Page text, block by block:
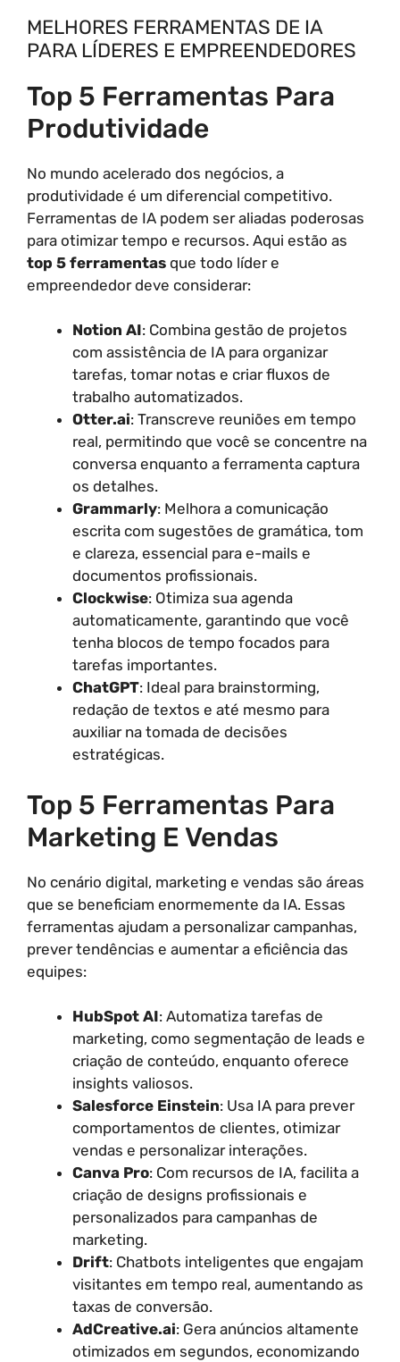
MELHORES FERRAMENTAS DE IA
PARA LÍDERES E EMPREENDEDORES
Top 5 Ferramentas Para
Produtividade
No mundo acelerado dos negócios, a
produtividade é um diferencial competitivo.
Ferramentas de IA podem ser aliadas poderosas
para otimizar tempo e recursos. Aqui estão as
top 5 ferramentas que todo líder e
empreendedor deve considerar:
Notion AI: Combina gestão de projetos
com assistência de IA para organizar
tarefas, tomar notas e criar fluxos de
trabalho automatizados.
Otter.ai: Transcreve reuniões em tempo
real, permitindo que você se concentre na
conversa enquanto a ferramenta captura
os detalhes.
Grammarly: Melhora a comunicação
escrita com sugestões de gramática, tom
e clareza, essencial para e-mails e
documentos profissionais.
Clockwise: Otimiza sua agenda
automaticamente, garantindo que você
tenha blocos de tempo focados para
tarefas importantes.
ChatGPT: Ideal para brainstorming,
redação de textos e até mesmo para
auxiliar na tomada de decisões
estratégicas.
Top 5 Ferramentas Para
Marketing E Vendas
No cenário digital, marketing e vendas são áreas
que se beneficiam enormemente da IA. Essas
ferramentas ajudam a personalizar campanhas,
prever tendências e aumentar a eficiência das
equipes:
HubSpot AI: Automatiza tarefas de
marketing, como segmentação de leads e
criação de conteúdo, enquanto oferece
insights valiosos.
Salesforce Einstein: Usa IA para prever
comportamentos de clientes, otimizar
vendas e personalizar interações.
Canva Pro: Com recursos de IA, facilita a
criação de designs profissionais e
personalizados para campanhas de
marketing.
Drift: Chatbots inteligentes que engajam
visitantes em tempo real, aumentando as
taxas de conversão.
AdCreative.ai: Gera anúncios altamente
otimizados em segundos, economizando